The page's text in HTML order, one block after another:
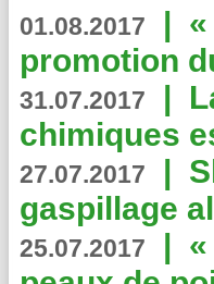
01.08.2017 |
promotion
31.07.2017 |
chimiques
27.07.2017 |
gaspillage
25.07.2017 |